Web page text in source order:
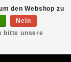
den Webshop zu
Nein
bitte unsere